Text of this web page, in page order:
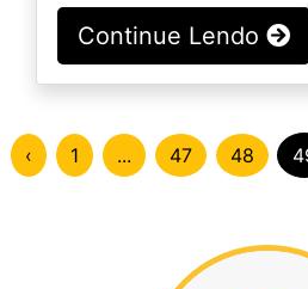
Continue Lendo
‹ 1 ... 47 48